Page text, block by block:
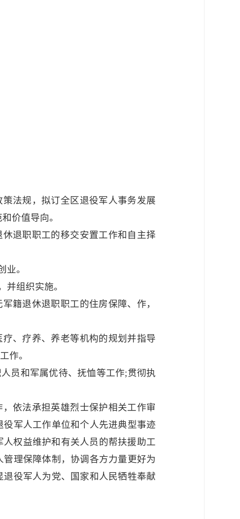
法规，拟订全区退役军人事务发展
价值导向。
退职职工的移交安置工作和自主择
。
组织实施。
籍退休退职职工的住房保障、作，
、疗养、养老等机构的规划并指导
作。
员和军属优待、抚恤等工作;贯彻执
依法承担英雄烈士保护相关工作审
军人工作单位和个人先进典型事迹
权益维护和有关人员的帮扶援助工
理保障体制，协调各方力量更好为
役军人为党、国家和人民牺牲奉献